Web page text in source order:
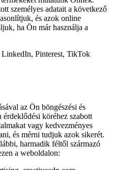
személyes adatait a következő
és azok online
ha Ön már használja a
Pinterest, TikTok
az Ön böngészési és
érdeklődési köréhez szabott
vagy kedvezményes
és mérni tudjuk azok sikerét.
harmadik féltől származó
a weboldalon: